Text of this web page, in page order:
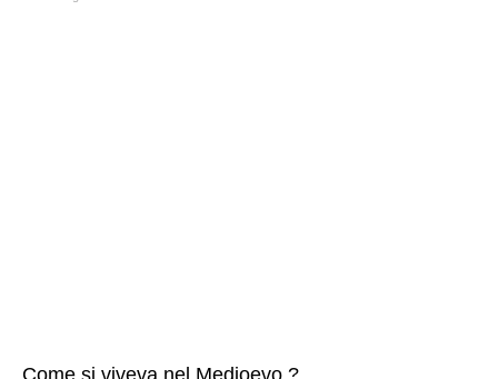
Come si viveva nel Medioevo ?